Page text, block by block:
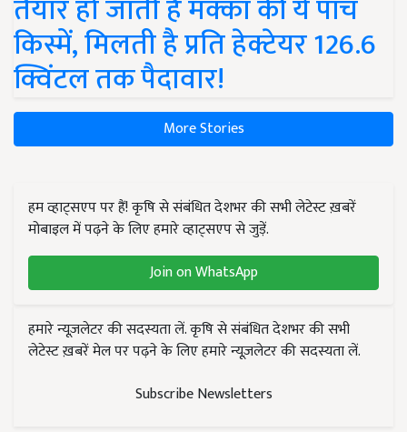
तैयार हो जाती हैं मक्का की ये पांच
किस्में, मिलती है प्रति हेक्टेयर 126.6
क्विंटल तक पैदावार!
More Stories
हम व्हाट्सएप पर हैं! कृषि से संबंधित देशभर की सभी लेटेस्ट ख़बरें
मोबाइल में पढ़ने के लिए हमारे व्हाट्सएप से जुड़ें.
Join on WhatsApp
हमारे न्यूज़लेटर की सदस्यता लें. कृषि से संबंधित देशभर की सभी
लेटेस्ट ख़बरें मेल पर पढ़ने के लिए हमारे न्यूज़लेटर की सदस्यता लें.
Subscribe Newsletters